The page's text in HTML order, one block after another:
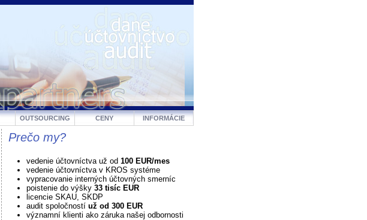
OUTSOURCING CENY INFORMÁCIE
Prečo my?
vedenie účtovníctva už od 100 EUR/mes
vedenie účtovníctva v KROS systéme
vypracovanie interných účtovných smerníc
poistenie do výšky 33 tisíc EUR
licencie SKAU, SKDP
audit spoločností už od 300 EUR
významní klienti ako záruka našej odbornosti